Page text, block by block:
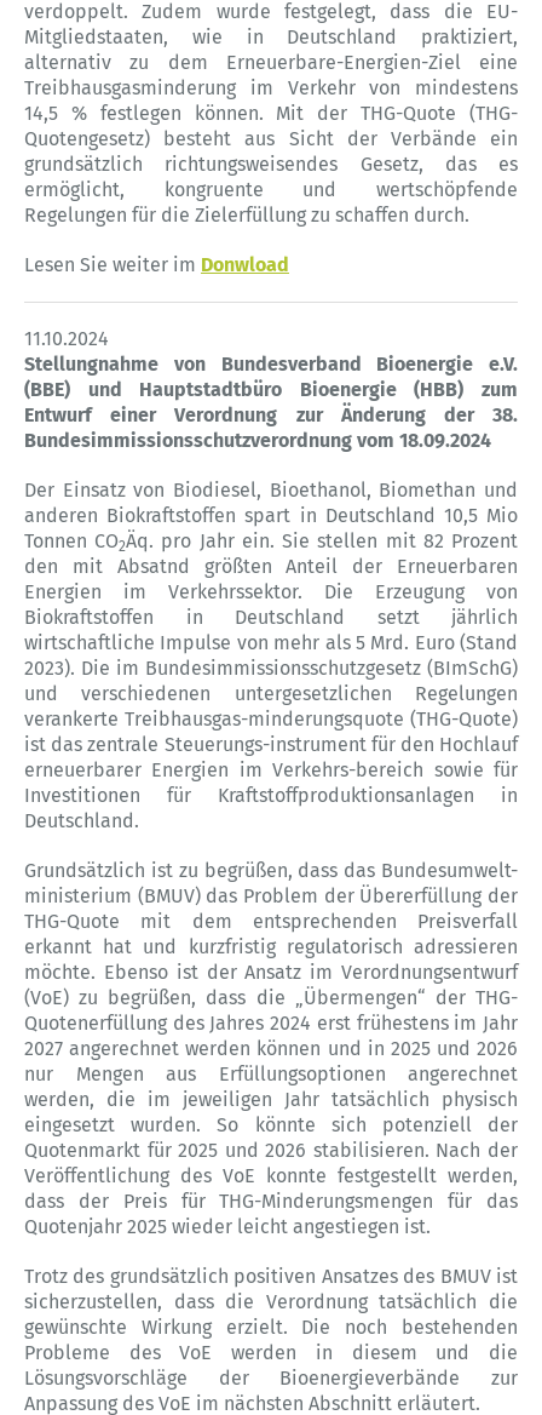
verdoppelt. Zudem wurde festgelegt, dass die EU-
Mitgliedstaaten, wie in Deutschland praktiziert,
alternativ zu dem Erneuerbare-Energien-Ziel eine
Treibhausgasminderung im Verkehr von mindestens
14,5 % festlegen können. Mit der THG-Quote (THG-
Quotengesetz) besteht aus Sicht der Verbände ein
grundsätzlich richtungsweisendes Gesetz, das es
ermöglicht, kongruente und wertschöpfende
Regelungen für die Zielerfüllung zu schaffen durch.
Lesen Sie weiter im Donwload
11.10.2024
Stellungnahme von Bundesverband Bioenergie e.V.
(BBE) und Hauptstadtbüro Bioenergie (HBB) zum
Entwurf einer Verordnung zur Änderung der 38.
Bundesimmissionsschutzverordnung vom 18.09.2024
Der Einsatz von Biodiesel, Bioethanol, Biomethan und
anderen Biokraftstoffen spart in Deutschland 10,5 Mio
Tonnen CO2Äq. pro Jahr ein. Sie stellen mit 82 Prozent
den mit Absatnd größten Anteil der Erneuerbaren
Energien im Verkehrssektor. Die Erzeugung von
Biokraftstoffen in Deutschland setzt jährlich
wirtschaftliche Impulse von mehr als 5 Mrd. Euro (Stand
2023). Die im Bundesimmissionsschutzgesetz (BImSchG)
und verschiedenen untergesetzlichen Regelungen
verankerte Treibhausgas-minderungsquote (THG-Quote)
ist das zentrale Steuerungs-instrument für den Hochlauf
erneuerbarer Energien im Verkehrs-bereich sowie für
Investitionen für Kraftstoffproduktionsanlagen in
Deutschland.
Grundsätzlich ist zu begrüßen, dass das Bundesumwelt-
ministerium (BMUV) das Problem der Übererfüllung der
THG-Quote mit dem entsprechenden Preisverfall
erkannt hat und kurzfristig regulatorisch adressieren
möchte. Ebenso ist der Ansatz im Verordnungsentwurf
(VoE) zu begrüßen, dass die „Übermengen“ der THG-
Quotenerfüllung des Jahres 2024 erst frühestens im Jahr
2027 angerechnet werden können und in 2025 und 2026
nur Mengen aus Erfüllungsoptionen angerechnet
werden, die im jeweiligen Jahr tatsächlich physisch
eingesetzt wurden. So könnte sich potenziell der
Quotenmarkt für 2025 und 2026 stabilisieren. Nach der
Veröffentlichung des VoE konnte festgestellt werden,
dass der Preis für THG-Minderungsmengen für das
Quotenjahr 2025 wieder leicht angestiegen ist.
Trotz des grundsätzlich positiven Ansatzes des BMUV ist
sicherzustellen, dass die Verordnung tatsächlich die
gewünschte Wirkung erzielt. Die noch bestehenden
Probleme des VoE werden in diesem und die
Lösungsvorschläge der Bioenergieverbände zur
Anpassung des VoE im nächsten Abschnitt erläutert.